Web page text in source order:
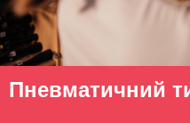
Пневматичний